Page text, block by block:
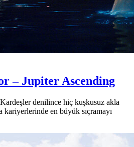
– Jupiter Ascending
denilince hiç kuşkusuz akla
kariyerlerinde en büyük sıçramayı